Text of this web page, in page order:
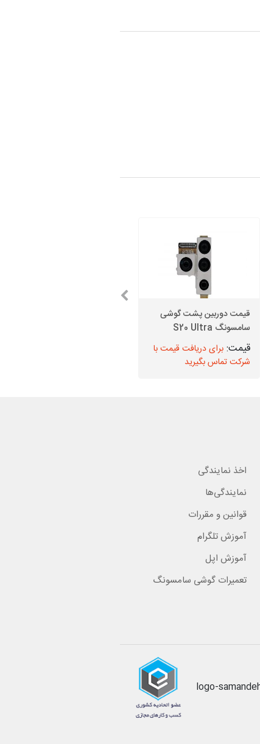
قیمت دوربین پشت گوشی
سامسونگ S20 Ultra
برای دریافت قیمت با
شرکت تماس بگیرید
اخذ نمایندگی
نمایندگی‌ها
قوانین و مقررات
آموزش تلگرام
آموزش اپل
تعمیرات گوشی سامسونگ